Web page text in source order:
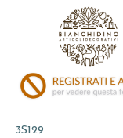
3S129